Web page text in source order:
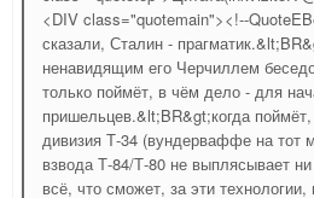
<DIV class="quotemain"><!--
сказали, Сталин -
ненавидящим его Черчиллем
только поймёт, в чём дело - для
пришельцев.&lt;BR&gt;когда
дивизия Т-34 (вундерваффе на тот
взвода Т-84/Т-80 не выплясывает
всё, что сможет, за эти